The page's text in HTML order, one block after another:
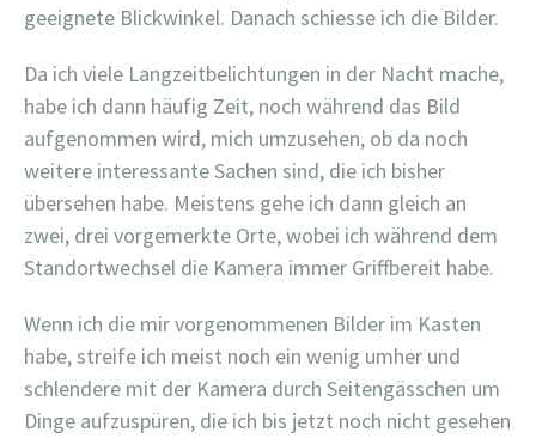
geeignete Blickwinkel. Danach schiesse ich die Bilder.
Da ich viele Langzeitbelichtungen in der Nacht mache,
habe ich dann häufig Zeit, noch während das Bild
aufgenommen wird, mich umzusehen, ob da noch
weitere interessante Sachen sind, die ich bisher
übersehen habe. Meistens gehe ich dann gleich an
zwei, drei vorgemerkte Orte, wobei ich während dem
Standortwechsel die Kamera immer Griffbereit habe.
Wenn ich die mir vorgenommenen Bilder im Kasten
habe, streife ich meist noch ein wenig umher und
schlendere mit der Kamera durch Seitengässchen um
Dinge aufzuspüren, die ich bis jetzt noch nicht gesehen